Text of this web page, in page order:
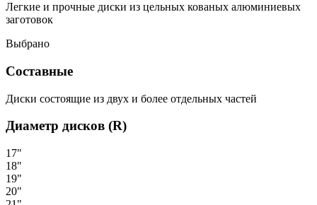
Легкие и прочные диски из цельных кованых алюминиевых
заготовок
Выбрано
Составные
Диски состоящие из двух и более отдельных частей
Диаметр дисков (R)
17"
18"
19"
20"